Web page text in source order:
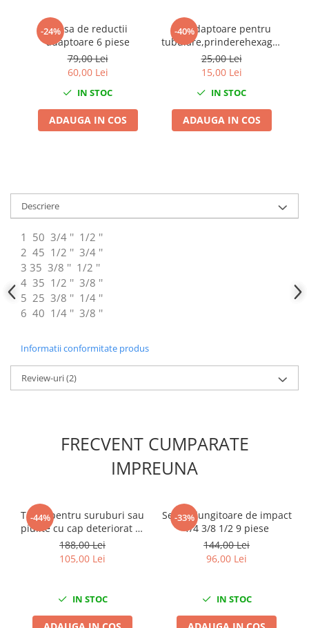
Ciocane Dalti si Dornuri
Gresoare
Reparat Filete
Aparate de spalat cu presiune
Masini de polishat
Pistoale aer cald
Pistoale electrice de impact
Polizoare unghiulare
Rindele
Slefuitoare electrice
Scule fixare distributie
Bmw
Chevrolet
Jaguar
Jeep
Lancia
Land Rover
-24%
Trusa de reductii
adaptoare 6 piese
79,00 Lei
60,00 Lei
IN STOC
ADAUGA IN COS
-40%
Set adaptoare pentru
tubulare,prinderehexagonala
1/4" - 3/8" - 1/2" 3 piese
25,00 Lei
15,00 Lei
IN STOC
ADAUGA IN COS
Descriere
1 50 3/4 '' 1/2 ''
2 45 1/2 '' 3/4 ''
3 35 3/8 '' 1/2 ''
4 35 1/2 '' 3/8 ''
5 25 3/8 '' 1/4 ''
6 40 1/4 '' 3/8 ''
Informatii conformitate produs
Review-uri(2)
FRECVENT CUMPARATE
IMPREUNA
-44%
Trusa pentru suruburi sau
piulite cu cap deteriorat 9-
19mm 3/8
188,00 Lei
105,00 Lei
IN STOC
-33%
Set prelungitoare de impact
1/4 3/8 1/2 9 piese
144,00 Lei
96,00 Lei
IN STOC